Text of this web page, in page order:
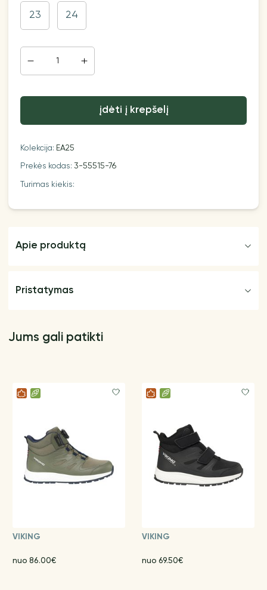
23 24
įdėti į krepšelį
Kolekcija: EA25
Prekės kodas:3-55515-76
Turimas kiekis:
Apie produktą
Pristatymas
Jums gali patikti
VIKING
nuo 86.00€
VIKING
nuo 69.50€